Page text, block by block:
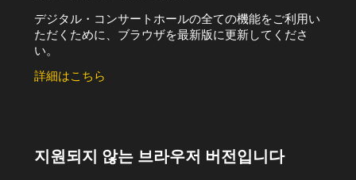
デジタル・コンサートホールの全ての機能をご利用い
ただくために、ブラウザを最新版に更新してくださ
い。
詳細はこちら
지원되지 않는 브라우저 버전입니다